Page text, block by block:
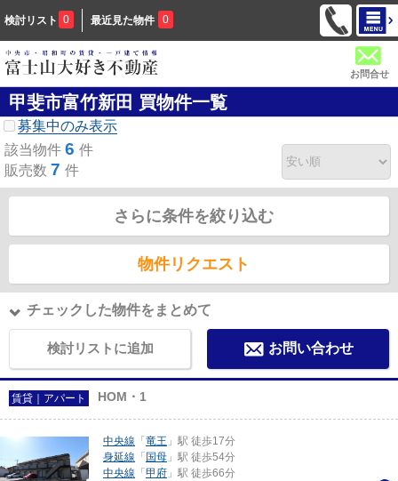
検討リスト 0 最近見た物件 0
お問合せ
甲斐市富竹新田 買物件一覧
募集中のみ表示
該当物件 6 件
販売数 7 件
さらに条件を絞り込む
物件リクエスト
チェックした物件をまとめて
検討リストに追加 お問い合わせ
賃貸｜アパート HOM・1
中央線 「 竜王 」駅 徒歩17分
身延線 「 国母 」駅 徒歩54分
中央線 「 甲府 」駅 徒歩66分